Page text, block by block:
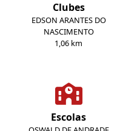
Clubes
EDSON ARANTES DO
NASCIMENTO
1,06 km
Escolas